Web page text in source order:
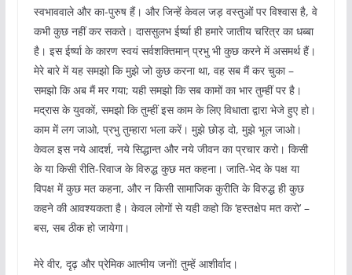
स्वभाववाले और का-पुरुष हैं। और जिन्हें केवल जड़ वस्तुओं पर विश्वास है, वे
कभी कुछ नहीं कर सकते। दाससुलभ ईर्ष्या ही हमारे जातीय चरित्र का धब्बा
है। इस ईर्ष्या के कारण स्वयं सर्वशक्तिमान् प्रभु भी कुछ करने में असमर्थ हैं।
मेरे बारे में यह समझो कि मुझे जो कुछ करना था, वह सब मैं कर चुका –
समझो कि अब मैं मर गया; यही समझो कि सब कामों का भार तुम्हीं पर है।
मद्रास के युवकों, समझो कि तुम्हीं इस काम के लिए विधाता द्वारा भेजे हुए हो।
काम में लग जाओ, प्रभु तुम्हारा भला करें। मुझे छोड़ दो, मुझे भूल जाओ।
केवल इस नये आदर्श, नये सिद्धान्त और नये जीवन का प्रचार करो। किसी
के या किसी रीति-रिवाज के विरुद्ध कुछ मत कहना। जाति-भेद के पक्ष या
विपक्ष में कुछ मत कहना, और न किसी सामाजिक कुरीति के विरुद्ध ही कुछ
कहने की आवश्यकता है। केवल लोगों से यही कहो कि ‘हस्तक्षेप मत करो’ –
बस, सब ठीक हो जायेगा।
मेरे वीर, दृढ़ और प्रेमिक आत्मीय जनों! तुम्हें आशीर्वाद।